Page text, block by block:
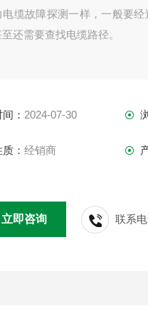
电缆故障探测一样，一般要经
还需要查找电缆路径。
： 2024-07-30
质：经销商
立即咨询 联系电